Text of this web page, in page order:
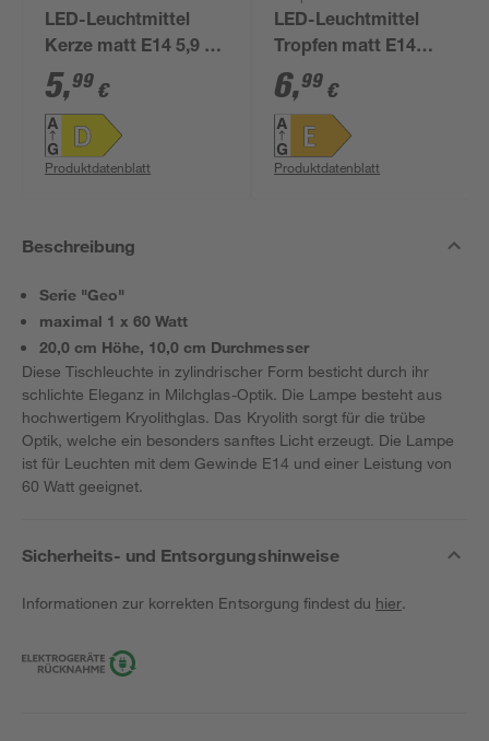
LED-Leuchtmittel
Kerze matt E14 5,9 W
806 lm warmweiß
5,99 €
Produktdatenblatt
LED-Leuchtmittel
Tropfen matt E14
warmweiß
6,99 €
Produktdatenblatt
Beschreibung
Serie "Geo"
maximal 1 x 60 Watt
20,0 cm Höhe, 10,0 cm Durchmesser
Diese Tischleuchte in zylindrischer Form besticht durch ihr
schlichte Eleganz in Milchglas-Optik. Die Lampe besteht aus
hochwertigem Kryolithglas. Das Kryolith sorgt für die trübe
Optik, welche ein besonders sanftes Licht erzeugt. Die Lampe
ist für Leuchten mit dem Gewinde E14 und einer Leistung von
60 Watt geeignet.
Sicherheits- und Entsorgungshinweise
Informationen zur korrekten Entsorgung findest du hier.